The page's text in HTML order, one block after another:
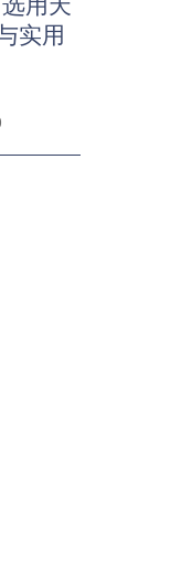
实用